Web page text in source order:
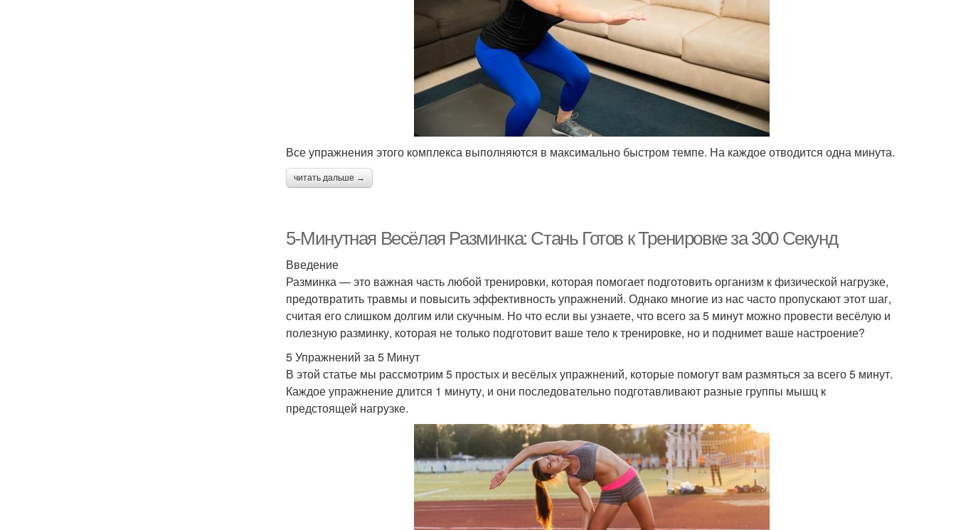
Все упражнения этого комплекса выполняются в максимально быстром темпе. На каждое отводится одна минута.
читать дальше →
5-Минутная Весёлая Разминка: Стань Готов к Тренировке за 300 Секунд
Введение
Разминка — это важная часть любой тренировки, которая помогает подготовить организм к физической нагрузке,
предотвратить травмы и повысить эффективность упражнений. Однако многие из нас часто пропускают этот шаг,
считая его слишком долгим или скучным. Но что если вы узнаете, что всего за 5 минут можно провести весёлую и
полезную разминку, которая не только подготовит ваше тело к тренировке, но и поднимет ваше настроение?
5 Упражнений за 5 Минут
В этой статье мы рассмотрим 5 простых и весёлых упражнений, которые помогут вам размяться за всего 5 минут.
Каждое упражнение длится 1 минуту, и они последовательно подготавливают разные группы мышц к
предстоящей нагрузке.